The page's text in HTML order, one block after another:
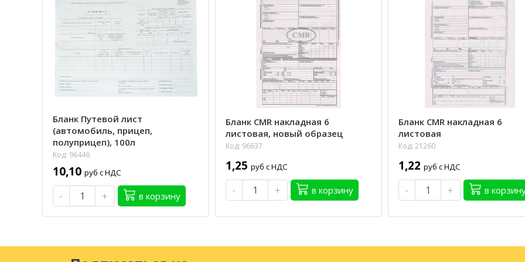
Бланк Путевой лист
(автомобиль, прицеп,
полуприцеп), 100л
Код: 96446
10,10 руб с НДС
- + в корзину
Бланк CMR накладная 6
листовая, новый образец
Код: 96637
1,25 руб с НДС
- + в корзину
Бланк CMR накладная 6
листовая
Код: 21260
1,22 руб с НДС
- + в